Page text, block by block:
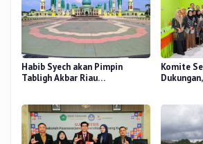
Habib Syech akan Pimpin
Tabligh Akbar Riau
Komite